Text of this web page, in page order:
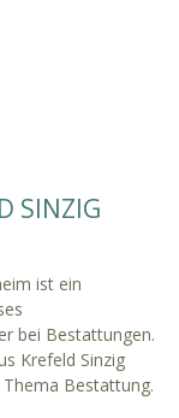
SINZIG
ist ein
bei Bestattungen.
Krefeld Sinzig
Bestattung.